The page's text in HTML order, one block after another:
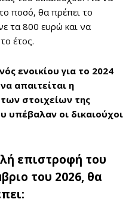
ποσό, θα πρέπει το
τα 800 ευρώ και να
έτος.
ενοικίου για το 2024
απαιτείται η
στοιχείων της
υπέβαλαν οι δικαιούχοι
επιστροφή του
του 2026, θα